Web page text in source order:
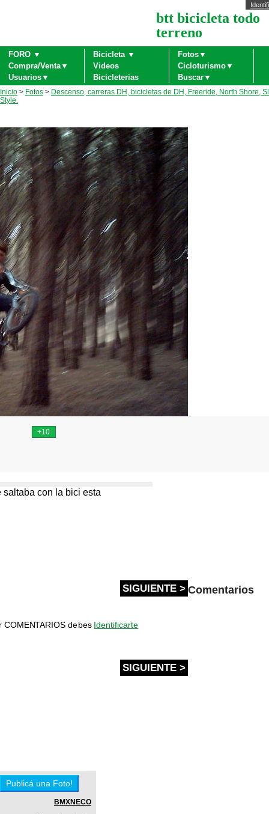
btt bicicleta todo
terreno
FORO ▼ Bicicleta ▼
Fotos▼
Compra/Venta▼
Videos
Cicloturismo▼
Usuarios▼
Bicicleterias Buscar▼
Inicio > Fotos > Descenso, carreras DH, bicicletas de DH, Freeride, North Shore,
Style.
saltaba con la bici esta
SIGUIENTE > Comentarios
COMENTARIOS debes Identificarte
SIGUIENTE >
BMXNECO